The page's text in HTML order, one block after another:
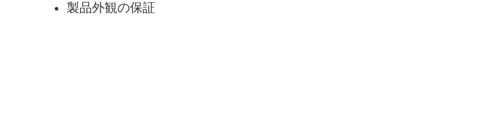
製品外観の保証